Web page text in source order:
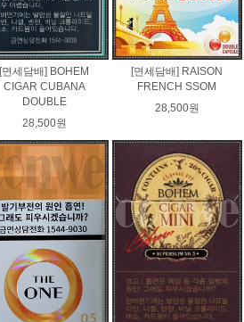
[면세담배] BOHEM
CIGAR CUBANA
DOUBLE
28,500원
[면세담배] RAISON
FRENCH SSOM
28,500원